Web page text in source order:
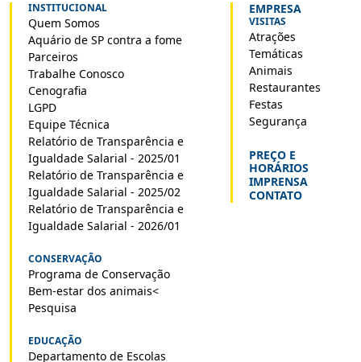
INSTITUCIONAL
Quem Somos
Aquário de SP contra a fome
Parceiros
Trabalhe Conosco
Cenografia
LGPD
Equipe Técnica
Relatório de Transparência e
Igualdade Salarial - 2025/01
Relatório de Transparência e
Igualdade Salarial - 2025/02
Relatório de Transparência e
Igualdade Salarial - 2026/01
CONSERVAÇÃO
Programa de Conservação
Bem-estar dos animais<
Pesquisa
EDUCAÇÃO
Departamento de Escolas
EMPRESA
VISITAS
Atrações
Temáticas
Animais
Restaurantes
Festas
Segurança
PREÇO E
HORÁRIOS
IMPRENSA
CONTATO